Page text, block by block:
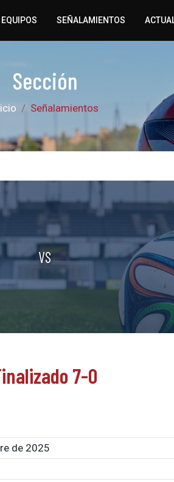
EQUIPOS SEÑALAMIENTOS
Sección
Señalamientos
VS
7-0
de 2025